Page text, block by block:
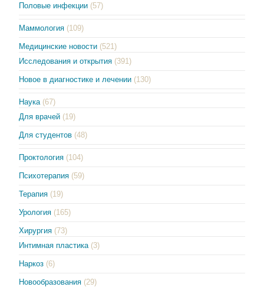
Половые инфекции (57)
Маммология (109)
Медицинские новости (521)
Исследования и открытия (391)
Новое в диагностике и лечении (130)
Наука (67)
Для врачей (19)
Для студентов (48)
Проктология (104)
Психотерапия (59)
Терапия (19)
Урология (165)
Хирургия (73)
Интимная пластика (3)
Наркоз (6)
Новообразования (29)